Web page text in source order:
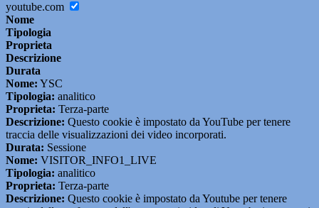
youtube.com
Nome
Tipologia
Proprieta
Descrizione
Durata
Nome: YSC
Tipologia: analitico
Proprieta: Terza-parte
Descrizione: Questo cookie è impostato da YouTube per tenere
traccia delle visualizzazioni dei video incorporati.
Durata: Sessione
Nome: VISITOR_INFO1_LIVE
Tipologia: analitico
Proprieta: Terza-parte
Descrizione: Questo cookie è impostato da Youtube per tenere